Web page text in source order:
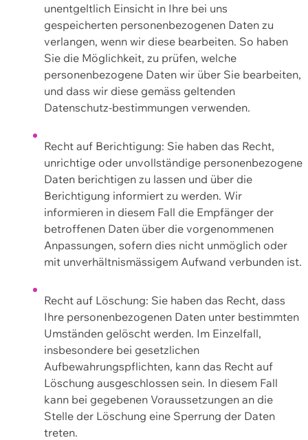
unentgeltlich Einsicht in Ihre bei uns
gespeicherten personenbezogenen Daten zu
verlangen, wenn wir diese bearbeiten. So haben
Sie die Möglichkeit, zu prüfen, welche
personenbezogene Daten wir über Sie bearbeiten,
und dass wir diese gemäss geltenden
Datenschutz-bestimmungen verwenden.
Recht auf Berichtigung: Sie haben das Recht,
unrichtige oder unvollständige personenbezogene
Daten berichtigen zu lassen und über die
Berichtigung informiert zu werden. Wir
informieren in diesem Fall die Empfänger der
betroffenen Daten über die vorgenommenen
Anpassungen, sofern dies nicht unmöglich oder
mit unverhältnismässigem Aufwand verbunden ist.
Recht auf Löschung: Sie haben das Recht, dass
Ihre personenbezogenen Daten unter bestimmten
Umständen gelöscht werden. Im Einzelfall,
insbesondere bei gesetzlichen
Aufbewahrungspflichten, kann das Recht auf
Löschung ausgeschlossen sein. In diesem Fall
kann bei gegebenen Voraussetzungen an die
Stelle der Löschung eine Sperrung der Daten
treten.